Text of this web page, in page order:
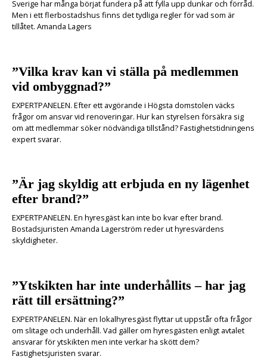
Sverige har många börjat fundera på att fylla upp dunkar och förråd.
Men i ett flerbostadshus finns det tydliga regler för vad som är
tillåtet. Amanda Lagers
”Vilka krav kan vi ställa på medlemmen
vid ombyggnad?”
EXPERTPANELEN. Efter ett avgörande i Högsta domstolen väcks
frågor om ansvar vid renoveringar. Hur kan styrelsen försäkra sig
om att medlemmar söker nödvändiga tillstånd? Fastighetstidningens
expert svarar.
”Är jag skyldig att erbjuda en ny lägenhet
efter brand?”
EXPERTPANELEN. En hyresgäst kan inte bo kvar efter brand.
Bostadsjuristen Amanda Lagerström reder ut hyresvärdens
skyldigheter.
”Ytskikten har inte underhållits – har jag
rätt till ersättning?”
EXPERTPANELEN. När en lokalhyresgäst flyttar ut uppstår ofta frågor
om slitage och underhåll. Vad gäller om hyresgästen enligt avtalet
ansvarar för ytskikten men inte verkar ha skött dem?
Fastighetsjuristen svarar.